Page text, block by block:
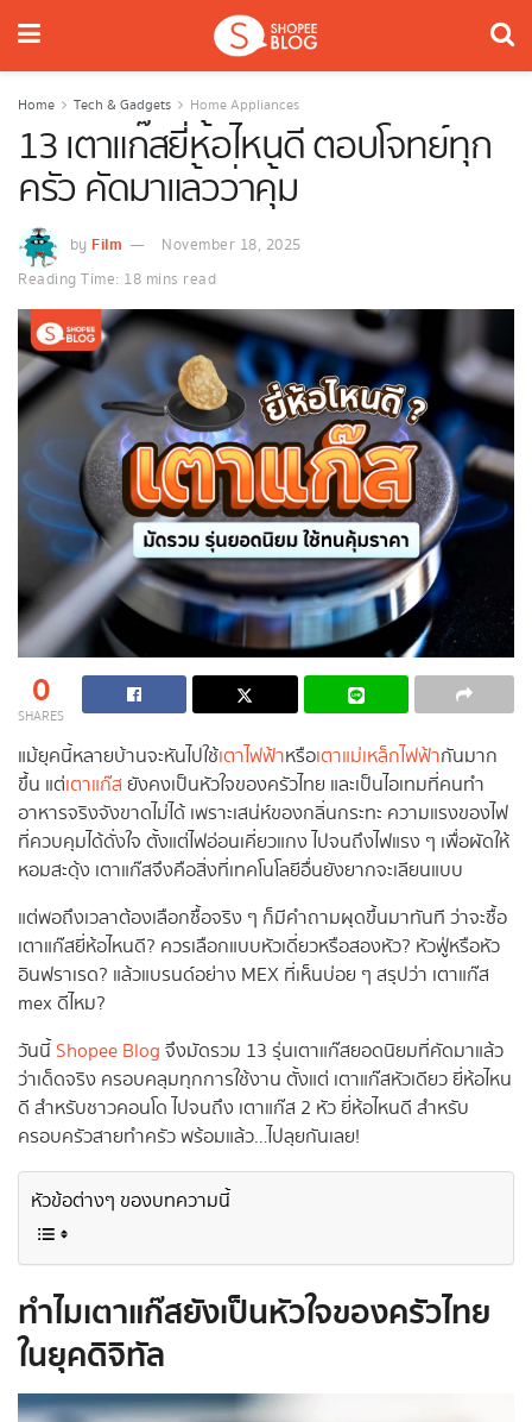
Home Tech & Gadgets Home Appliances
13 เตาแก๊สยี่ห้อไหนดี ตอบโจทย์ทุก
ครัว คัดมาแล้วว่าคุ้ม
by Film
November 18, 2025
Reading Time: 18 mins read
0
SHARES
แม้ยุคนี้หลายบ้านจะหันไปใช้เตาไฟฟ้าหรือเตาแม่เหล็กไฟฟ้ากันมาก
ขึ้น แต่เตาแก๊สยังคงเป็นหัวใจของครัวไทย และเป็นไอเทมที่คนทำ
อาหารจริงจังขาดไม่ได้ เพราะเสน่ห์ของกลิ่นกระทะ ความแรงของไฟ
ที่ควบคุมได้ดั่งใจ ตั้งแต่ไฟอ่อนเคี่ยวแกง ไปจนถึงไฟแรง ๆ เพื่อผัดให้
หอมสะดุ้ง เตาแก๊สจึงคือสิ่งที่เทคโนโลยีอื่นยังยากจะเลียนแบบ
แต่พอถึงเวลาต้องเลือกซื้อจริง ๆ ก็มีคำถามผุดขึ้นมาทันที ว่าจะซื้อ
เตาแก๊สยี่ห้อไหนดี? ควรเลือกแบบหัวเดี่ยวหรือสองหัว? หัวฟู่หรือหัว
อินฟราเรด? แล้วแบรนด์อย่าง MEX ที่เห็นบ่อย ๆ สรุปว่า เตาแก๊ส
mex ดีไหม?
วันนี้ Shopee Blog จึงมัดรวม 13 รุ่นเตาแก๊สยอดนิยมที่คัดมาแล้ว
ว่าเด็ดจริง ครอบคลุมทุกการใช้งาน ตั้งแต่ เตาแก๊สหัวเดียว ยี่ห้อไหน
ดี สำหรับชาวคอนโด ไปจนถึง เตาแก๊ส 2 หัว ยี่ห้อไหนดี สำหรับ
ครอบครัวสายทำครัว พร้อมแล้ว…ไปลุยกันเลย!
หัวข้อต่างๆ ของบทความนี้
ทำไมเตาแก๊สยังเป็นหัวใจของครัวไทย
ในยุคดิจิทัล